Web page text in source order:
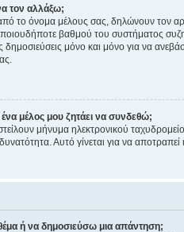
τον αλλάξω;
το όνομα μέλους σας, δηλώνουν τον
βαθμού του συστήματος
μόνο και μόνο για να
μέλος μου ζητάει να συνδεθώ;
μήνυμα ηλεκτρονικού
δυνατότητα. Αυτό γίνεται για να
ή να δημοσιεύσω μια απάντηση;